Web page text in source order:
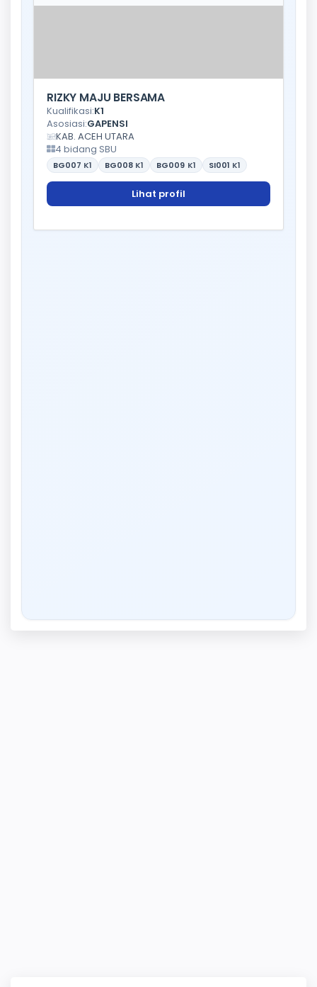
RIZKY MAJU BERSAMA
Kualifikasi:K1
Asosiasi:GAPENSI
KAB. ACEH UTARA
4 bidang SBU
BG007 K1 BG008 K1 BG009 K1 SI001 K1
Lihat profil